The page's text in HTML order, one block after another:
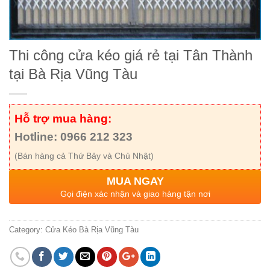
Thi công cửa kéo giá rẻ tại Tân Thành
tại Bà Rịa Vũng Tàu
Hỗ trợ mua hàng:
Hotline: 0966 212 323
(Bán hàng cả Thứ Bảy và Chủ Nhật)
MUA NGAY
Gọi điện xác nhận và giao hàng tận nơi
Category: Cửa Kéo Bà Rịa Vũng Tàu